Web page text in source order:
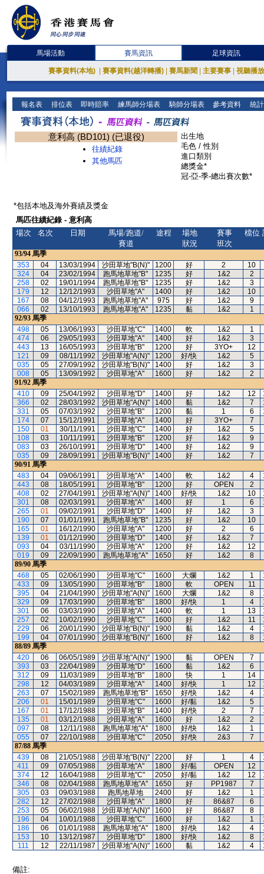
馬場活動 賽馬資訊 足球資訊
賽事資料(本地) 賽事資料(越洋轉播) 賽馬新聞 主要賽事 視聽播
報名表 排位表 即時賠率 練馬師分場表 騎師分場表 參考資料 統
意利高 (BD101) (已退役)
往績紀錄
其他馬匹
出生地
毛色 / 性別
進口類別
總獎金*
冠-亞-季-總出賽次數*
*包括本地及海外賽績及獎金
馬匹往績紀錄 - 意利高
場次
名次 日期
馬場/跑道/
賽道
途程
場地
狀況
賽事
班次
檔位
93/94 馬季
353
04 13/03/1994 沙田草地"B(N)" 1200 好 2
10
324
04 23/02/1994 跑馬地草地"B" 1235 好 1&2
2
258
02 19/01/1994 跑馬地草地"B" 1235 好 1&2
3
179
12 12/12/1993 沙田草地"A" 1400 好 1&2
10
167
08 04/12/1993 跑馬地草地"A" 975 好 1&2
9
066
02 13/10/1993 跑馬地草地"A" 1235 黏 1&2
1
92/93 馬季
498
05 13/06/1993 沙田草地"C" 1400 軟 1&2
1
474
06 29/05/1993 沙田草地"A" 1400 好 1&2
3
443
13 16/05/1993 沙田草地"B" 1200 好 3YO+
12
121
09 08/11/1992 沙田草地"A(N)" 1200 好/快 1&2
5
035
05 27/09/1992 沙田草地"B(N)" 1400 好 1&2
3
008
05 13/09/1992 沙田草地"A" 1600 好 1&2
2
91/92 馬季
410
09 25/04/1992 沙田草地"D" 1400 好 1&2 12
366
02 28/03/1992 沙田草地"A(N)" 1400 黏 1&2 7
331
05 07/03/1992 沙田草地"B" 1200 黏 1 6
174
07 15/12/1991 沙田草地"A" 1400 好 3YO+
7
150
01 30/11/1991 沙田草地"C" 1400 好 1&2
5
108
03 10/11/1991 沙田草地"B" 1200 好 1&2
9
083
03 26/10/1991 沙田草地"D" 1400 好 1&2
9
035
09 28/09/1991 沙田草地"B(N)" 1400 好 1&2
7
90/91 馬季
483
04 09/06/1991 沙田草地"A" 1400 軟 1&2 4
443
08 18/05/1991 沙田草地"B" 1200 好 OPEN
2
408
02 27/04/1991 沙田草地"A(N)" 1400 好/快 1&2 10
301
08 02/03/1991 沙田草地"A" 1400 好 1 6
265
01 09/02/1991 沙田草地"D" 1400 好 1&2
3
190
07 01/01/1991 跑馬地草地"B" 1235 好 1&2
10
165
01 16/12/1990 沙田草地"A" 1200 好 2
6
139
01 01/12/1990 沙田草地"D" 1400 好 1&2
7
093
04 03/11/1990 沙田草地"A" 1200 好 1&2
12
019
09 22/09/1990 跑馬地草地"A" 1650 好 1&2
8
89/90 馬季
468
05 02/06/1990 沙田草地"C" 1600 大爛 1&2 1
433
09 13/05/1990 沙田草地"B" 1800 軟 OPEN
11
395
04 21/04/1990 沙田草地"A(N)" 1600 大爛 1&2 8
329
09 17/03/1990 沙田草地"B" 1800 好/快 1 4
301
06 03/03/1990 沙田草地"A" 1400 軟 1 13
257
02 10/02/1990 沙田草地"C" 1600 好 1&2 11
229
06 20/01/1990 沙田草地"B(N)" 1900 黏 1&2 4
199
04 07/01/1990 沙田草地"B(N)" 1600 好 1&2 8
88/89 馬季
420
06 06/05/1989 沙田草地"A(N)" 1900 黏 OPEN
7
393
03 22/04/1989 沙田草地"D" 1600 黏 1&2 6
312
09 11/03/1989 沙田草地"B" 1800 快 1 14
298
12 04/03/1989 沙田草地"A" 1400 好/快 1 12
263
07 15/02/1989 跑馬地草地"B" 1650 好/快 1&2 4
206
01 15/01/1989 沙田草地"C" 1600 好/黏 1&2 5
167
01 17/12/1988 沙田草地"B" 1400 好/快 2 7
135
01 03/12/1988 沙田草地"A" 1600 好 1&2
2
097
08 12/11/1988 跑馬地草地"A" 1800 好/快 1&2
1
055
07 22/10/1988 沙田草地"C" 2050 好/快 2&3
7
87/88 馬季
439
08 21/05/1988 沙田草地"B(N)" 2200 好 1 4
411
09 07/05/1988 沙田草地"A" 1800 好/黏 OPEN
12
374
12 16/04/1988 沙田草地"C" 2050 好/黏 1&2 12
346
08 02/04/1988 跑馬地草地"A" 1650 好 PP1987
7
305
03 09/03/1988 跑馬地草地 2400 好 1&2 1
282
12 27/02/1988 沙田草地"A" 1800 好 86&87
6
253
05 06/02/1988 沙田草地"A(N)" 1600 好 86&87
8
196
04 10/01/1988 沙田草地"C" 1600 好 1&2 1
186
06 01/01/1988 跑馬地草地"A" 1800 好/快 1&2 4
153
10 13/12/1987 沙田草地"D" 1800 好/快 1&2 8
111
12 22/11/1987 沙田草地"A(N)" 1600 黏 1&2 4
備註: